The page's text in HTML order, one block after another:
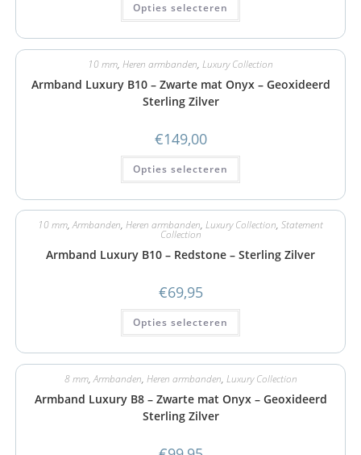
Opties selecteren
10 mm, Heren armbanden, Luxury Collection
Armband Luxury B10 – Zwarte mat Onyx – Geoxideerd
Sterling Zilver
€149,00
Opties selecteren
10 mm,Armbanden, Heren armbanden, Luxury Collection, Statement
Collection
Armband Luxury B10 – Redstone – Sterling Zilver
€69,95
Opties selecteren
8 mm,Armbanden, Heren armbanden, Luxury Collection
Armband Luxury B8 – Zwarte mat Onyx – Geoxideerd
Sterling Zilver